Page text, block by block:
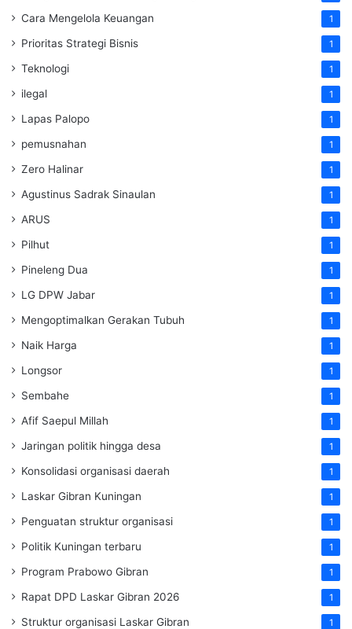
Cara Mengelola Keuangan 1
Prioritas Strategi Bisnis 1
Teknologi 1
ilegal 1
Lapas Palopo 1
pemusnahan 1
Zero Halinar 1
Agustinus Sadrak Sinaulan 1
ARUS 1
Pilhut 1
Pineleng Dua 1
LG DPW Jabar 1
Mengoptimalkan Gerakan Tubuh 1
Naik Harga 1
Longsor 1
Sembahe 1
Afif Saepul Millah 1
Jaringan politik hingga desa 1
Konsolidasi organisasi daerah 1
Laskar Gibran Kuningan 1
Penguatan struktur organisasi 1
Politik Kuningan terbaru 1
Program Prabowo Gibran 1
Rapat DPD Laskar Gibran 2026 1
Struktur organisasi Laskar Gibran 1